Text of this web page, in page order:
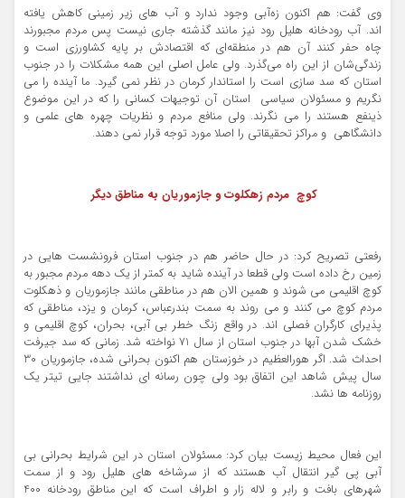
وی گفت: هم اکنون زه‌آبی وجود ندارد و آب های زیر زمینی کاهش یافته
اند. آب رودخانه هلیل رود نیز مانند گذشته جاری نیست پس مردم مجبورند
چاه حفر کنند آن هم در منطقه‌ای که اقتصادش بر پایه کشاورزی است و
زندگی‌شان از این راه می‌گذرد. ولی عامل اصلی این همه مشکلات را در جنوب
استان که سد سازی است را استاندار کرمان در نظر نمی گیرد. ما آینده را می
نگریم و مسئولان سیاسی استان آن توجیهات کسانی را که در این موضوع
ذینفع هستند را می نگرند. ولی منافع مردم و نظریات چهره های علمی و
دانشگاهی و مراکز تحقیقاتی را اصلا مورد توجه قرار نمی دهند.
کوچ مردم زهکلوت و جازموریان به مناطق دیگر
رفعتی تصریح کرد: در حال حاضر هم در جنوب استان فرونشست هایی در
زمین رخ داده است ولی قطعا در آینده شاید به کمتر از یک دهه مردم مجبور به
کوچ اقلیمی می شوند و همین الان هم در مناطقی مانند جازموریان و ذهکلوت
مردم کوچ می کنند و می روند به سمت بندرعباس، کرمان و یزد، مناطقی که
پذیرای کارگران فصلی اند. در واقع زنگ خطر بی آبی، بحران، کوچ اقلیمی و
خشک شدن آبها در جنوب استان از سال 71 نواخته شد. زمانی که سد جیرفت
احداث شد. اگر هورالعظیم در خوزستان هم اکنون بحرانی شده، جازموریان 30
سال پیش شاهد این اتفاق بود ولی چون رسانه ای نداشتند جایی تیتر یک
روزنامه ها نشد.
این فعال محیط زیست بیان کرد: مسئولان استان در این شرایط بحرانی بی
آبی پی گیر انتقال آب‌ هستند که از سرشاخه های هلیل رود و از سمت
شهرهای بافت و رابر و لاله زار و اطراف است که این مناطق رودخانه 400